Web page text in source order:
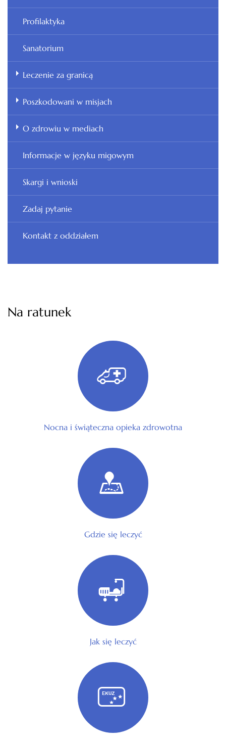
Profilaktyka
Sanatorium
Leczenie za granicą
Poszkodowani w misjach
O zdrowiu w mediach
Informacje w języku migowym
Skargi i wnioski
Zadaj pytanie
Kontakt z oddziałem
Na ratunek
Nocna i świąteczna opieka zdrowotna
Gdzie się leczyć
Jak się leczyć